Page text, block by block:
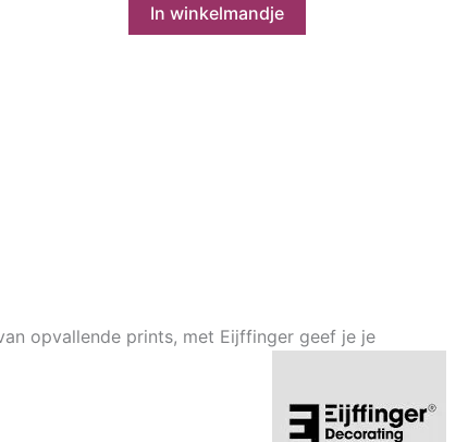
In winkelmandje
opvallende prints, met Eijffinger geef je je